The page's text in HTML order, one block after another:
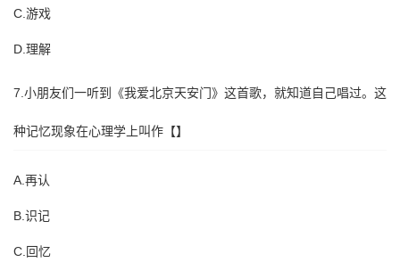
C.游戏
D.理解
7.小朋友们一听到《我爱北京天安门》这首歌，就知道自己唱过。这
种记忆现象在心理学上叫作【】
A.再认
B.识记
C.回忆